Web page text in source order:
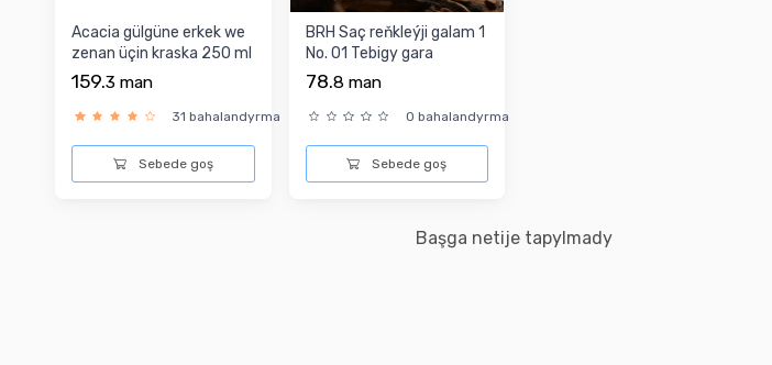
Acacia gülgüne erkek we
zenan üçin kraska 250 ml
159.3 man
31 bahalandyrma
Sebede goş
BRH Saç reňkleýji galam 1
No. 01 Tebigy gara
78.8 man
0 bahalandyrma
Sebede goş
Başga netije tapylmady